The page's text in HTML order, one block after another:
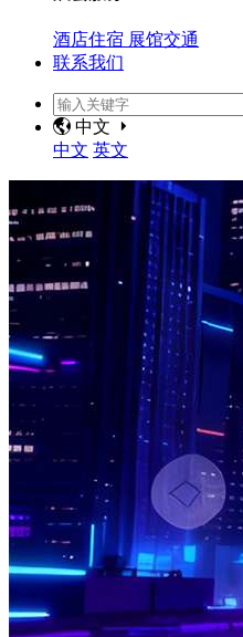
酒店住宿 展馆交通
联系我们
中文
中文 英文